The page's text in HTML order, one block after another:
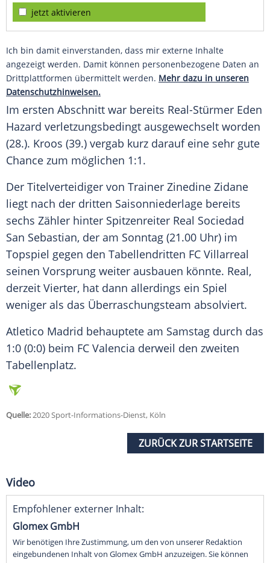
jetzt aktivieren
Ich bin damit einverstanden, dass mir externe Inhalte
angezeigt werden. Damit können personenbezogene Daten an
Drittplattformen übermittelt werden. Mehr dazu in unseren
Datenschutzhinweisen.
Im ersten Abschnitt war bereits Real-Stürmer Eden
Hazard verletzungsbedingt ausgewechselt worden
(28.). Kroos (39.) vergab kurz darauf eine sehr gute
Chance zum möglichen 1:1.
Der Titelverteidiger von Trainer Zinedine Zidane
liegt nach der dritten Saisonniederlage bereits
sechs Zähler hinter Spitzenreiter Real Sociedad
San Sebastian, der am Sonntag (21.00 Uhr) im
Topspiel gegen den Tabellendritten FC Villarreal
seinen Vorsprung weiter ausbauen könnte. Real,
derzeit Vierter, hat dann allerdings ein Spiel
weniger als das Überraschungsteam absolviert.
Atletico Madrid behauptete am Samstag durch das
1:0 (0:0) beim FC Valencia derweil den zweiten
Tabellenplatz.
Quelle:2020 Sport-Informations-Dienst, Köln
ZURÜCK ZUR STARTSEITE
Video
Empfohlener externer Inhalt:
Glomex GmbH
Wir benötigen Ihre Zustimmung, um den von unserer Redaktion
eingebundenen Inhalt von Glomex GmbH anzuzeigen. Sie können